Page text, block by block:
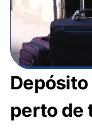
perto de